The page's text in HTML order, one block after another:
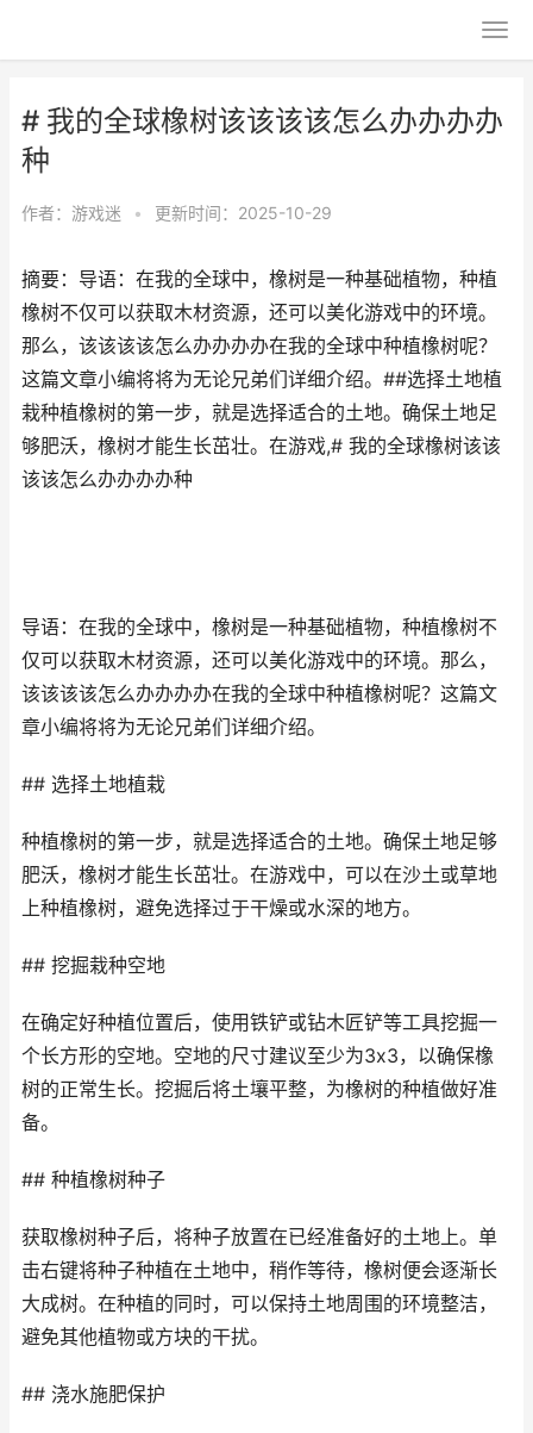
# 我的全球橡树该该该该怎么办办办办
种
作者： 游戏迷 • 更新时间：2025-10-29
摘要：导语：在我的全球中，橡树是一种基础植物，种植
橡树不仅可以获取木材资源，还可以美化游戏中的环境。
那么，该该该该怎么办办办办在我的全球中种植橡树呢？
这篇文章小编将将为无论兄弟们详细介绍。##选择土地植
栽种植橡树的第一步，就是选择适合的土地。确保土地足
够肥沃，橡树才能生长茁壮。在游戏,# 我的全球橡树该该
该该怎么办办办办种
导语：在我的全球中，橡树是一种基础植物，种植橡树不
仅可以获取木材资源，还可以美化游戏中的环境。那么，
该该该该怎么办办办办在我的全球中种植橡树呢？这篇文
章小编将将为无论兄弟们详细介绍。
## 选择土地植栽
种植橡树的第一步，就是选择适合的土地。确保土地足够
肥沃，橡树才能生长茁壮。在游戏中，可以在沙土或草地
上种植橡树，避免选择过于干燥或水深的地方。
## 挖掘栽种空地
在确定好种植位置后，使用铁铲或钻木匠铲等工具挖掘一
个长方形的空地。空地的尺寸建议至少为3x3，以确保橡
树的正常生长。挖掘后将土壤平整，为橡树的种植做好准
备。
## 种植橡树种子
获取橡树种子后，将种子放置在已经准备好的土地上。单
击右键将种子种植在土地中，稍作等待，橡树便会逐渐长
大成树。在种植的同时，可以保持土地周围的环境整洁，
避免其他植物或方块的干扰。
## 浇水施肥保护